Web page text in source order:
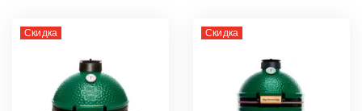
Скидка Скидка